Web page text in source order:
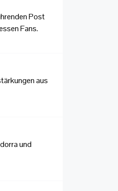
Post
Fans.
aus
und